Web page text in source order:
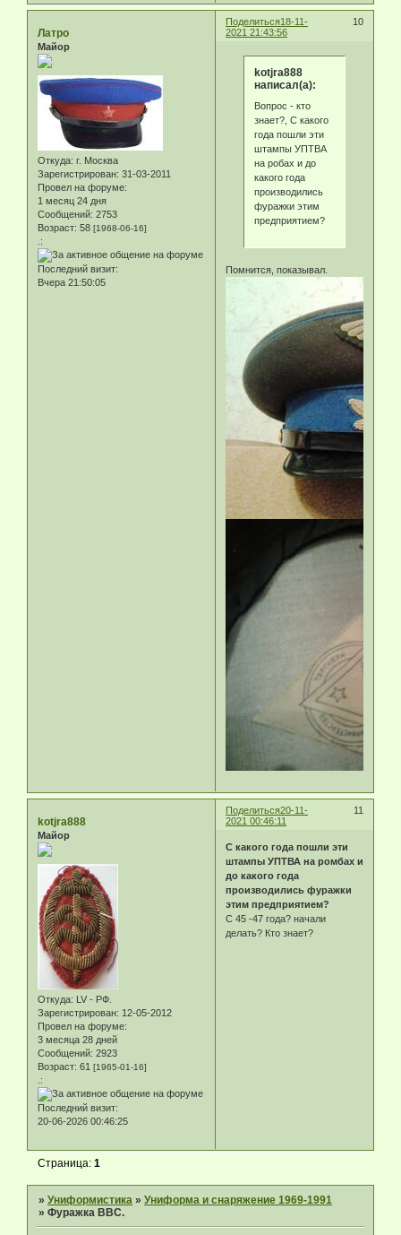
Поделиться 10
18-11-
2021 21:43:56
Латро
Майор
Откуда: г. Москва
Зарегистрирован: 31-03-2011
Провел на форуме:
1 месяц 24 дня
Сообщений: 2753
Возраст: 58 [1968-06-16]
.:
Последний визит:
Вчера 21:50:05
kotjra888
написал(а):
Вопрос - кто
знает?, С какого
года пошли эти
штампы УПТВА
на робах и до
какого года
производились
фуражки этим
предприятием?
Помнится, показывал.
Поделиться 11
20-11-
2021 00:46:11
kotjra888
Майор
Откуда: LV - РФ.
Зарегистрирован: 12-05-2012
Провел на форуме:
3 месяца 28 дней
Сообщений: 2923
Возраст: 61 [1965-01-16]
.:
Последний визит:
20-06-2026 00:46:25
С какого года пошли эти
штампы УПТВА на ромбах и
до какого года
производились фуражки
этим предприятием?
С 45 -47 года? начали
делать? Кто знает?
Страница:1
»Униформистика »Униформа и снаряжение 1969-1991
»Фуражка ВВС.